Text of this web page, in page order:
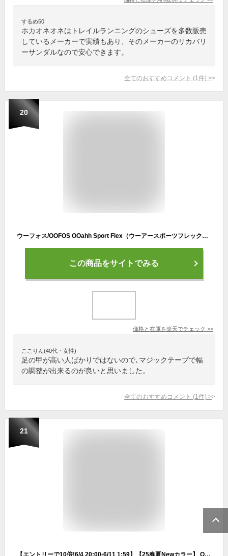
するめ50
ホカオネオネはトレイルランニングのシューズを多数販売
しているメーカーで実績もあり、そのメーカーのリカバリ
ーサンダルなので安心できます。
全てのおすすめコメント (1 件) >
20
ウーフォス/OOFOS OOahh Sport Flex（ウーアースポーツフレックス）リカバリーサンダル【送料無料】[サンダル/スリッパ/リカバリーシューズ/スポーツ/ランニング/マラソン/ヨガ/トレッキング/ハイキング/メンズ/レディース/ユニセックス]
この商品をサイトでみる
価格と在庫を楽天でチェック >>
ここりん(40代・女性)
足の甲が高い人ばかりではないので､マジックテープで幅
の調整が出来るのが良いと思いました。
全てのおすすめコメント (1 件) >
21
【エントリーで10倍!6/4 20:00-6/11 1:59】【25春夏Newカラー】 OOFOS ウーフォス OOahh Sport（ウーアースポーツ）リカバリーサンダル ユニセックス 衝撃吸収 スポーツサンダル シャワーサンダル メンズ レディース リカバリー 正規品